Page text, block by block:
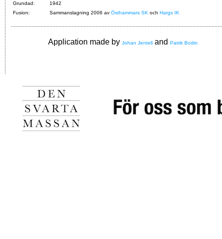
Grundad:
1942
Fusion:
Sammanslagning 2006 av Östhammars SK och Hargs IK
Application made by Johan Jentell and Patrik Bodin